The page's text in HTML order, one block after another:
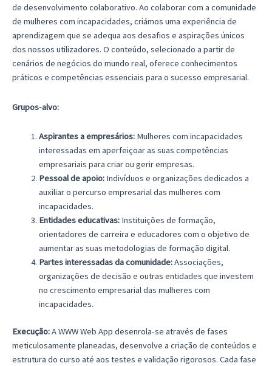
de desenvolvimento colaborativo. Ao colaborar com a comunidade
de mulheres com incapacidades, criámos uma experiência de
aprendizagem que se adequa aos desafios e aspirações únicos
dos nossos utilizadores. O conteúdo, selecionado a partir de
cenários de negócios do mundo real, oferece conhecimentos
práticos e competências essenciais para o sucesso empresarial.
Grupos-alvo:
Aspirantes a empresários:Mulheres com incapacidades
interessadas em aperfeiçoar as suas competências
empresariais para criar ou gerir empresas.
Pessoal de apoio:Indivíduos e organizações dedicados a
auxiliar o percurso empresarial das mulheres com
incapacidades.
Entidades educativas:Instituições de formação,
orientadores de carreira e educadores com o objetivo de
aumentar as suas metodologias de formação digital.
Partes interessadas da comunidade:Associações,
organizações de decisão e outras entidades que investem
no crescimento empresarial das mulheres com
incapacidades.
Execução:A WWW Web App desenrola-se através de fases
meticulosamente planeadas, desenvolve a criação de conteúdos e
estrutura do curso até aos testes e validação rigorosos. Cada fase